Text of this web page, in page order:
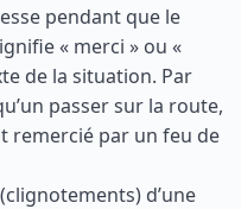
pendant que le
« merci » ou «
de la situation. Par
passer sur la route,
remercié par un feu de
d’une